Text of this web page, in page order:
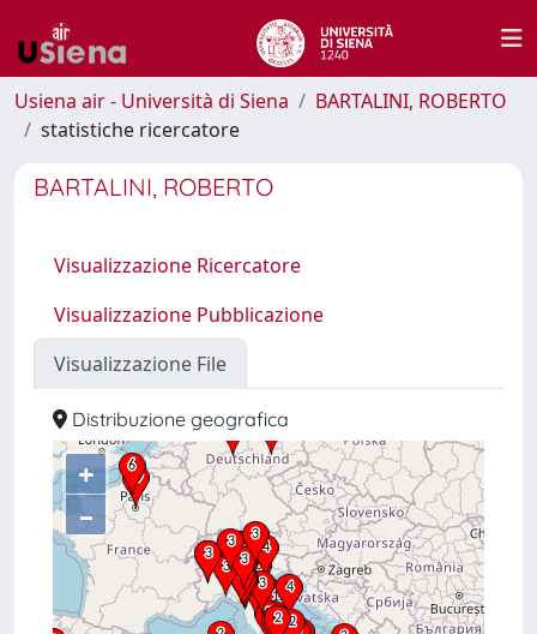
Usiena air - Università di Siena
BARTALINI, ROBERTO
statistiche ricercatore
BARTALINI, ROBERTO
Visualizzazione Ricercatore
Visualizzazione Pubblicazione
Visualizzazione File
Distribuzione geografica
+
–